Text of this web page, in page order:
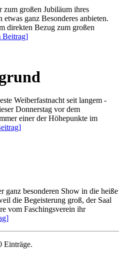
großen Jubiläum ihres
ganz Besonderes anbieten.
direkten Bezug zum großen
Beitrag]
Weiberfastnacht seit langem -
Donnerstag vor dem
einer der Höhepunkte im
ganz besonderen Show in die heiße
die Begeisterung groß, der Saal
vom Faschingsverein ihr
Einträge.